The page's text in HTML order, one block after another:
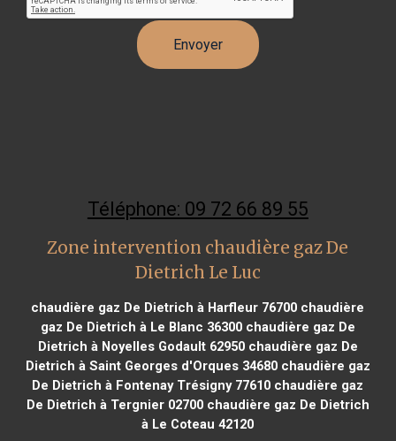
Téléphone: 09 72 66 89 55
Zone intervention chaudière gaz De
Dietrich Le Luc
chaudière gaz De Dietrich à Harfleur 76700 chaudière
gaz De Dietrich à Le Blanc 36300chaudière gaz De
Dietrich à Noyelles Godault 62950chaudière gaz De
Dietrich à Saint Georges d'Orques 34680chaudière gaz
De Dietrich à Fontenay Trésigny 77610 chaudière gaz
De Dietrich à Tergnier 02700chaudière gaz De Dietrich
à Le Coteau 42120